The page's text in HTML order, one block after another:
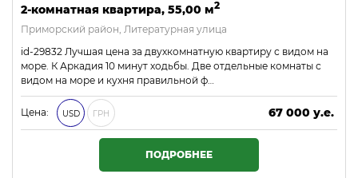
2-комнатная квартира, 55,00 м2
Приморский район, Литературная улица
id-29832 Лучшая цена за двухкомнатную квартиру с видом на
море. К Аркадия 10 минут ходьбы. Две отдельные комнаты с
видом на море и кухня правильной ф…
Цена: USD ГРН
67 000 у.е.
2 881 000 ₴
ПОДРОБНЕЕ